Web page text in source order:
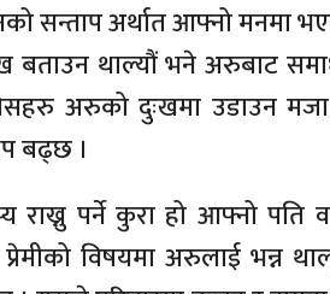
सन्ताप अर्थात आफ्नो मनमा
बताउन थाल्यौं भने अरुबाट
अरुको दुःखमा उडाउन
बढ्छ ।
राख्नु पर्ने कुरा हो आफ्नो पति
प्रेमीको विषयमा अरुलाई भन्न